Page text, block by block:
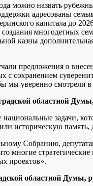
можно назвать
адресованы
капитала до
многодетных
казны
предложения о
сохранением
мы уверенно смотрели
областной
задачи,
историческую память,
Собранию,
многие
проектов».
областной